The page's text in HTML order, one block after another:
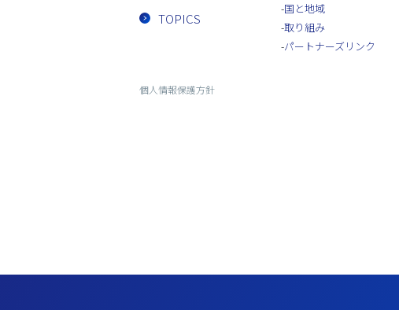
TOPICS
個人情報保護方針
国と地域
取り組み
パートナーズリンク